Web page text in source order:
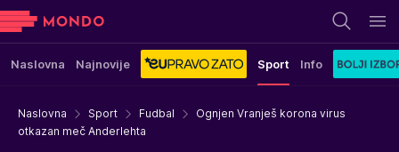
Naslovna Najnovije Sport Info
Naslovna Sport Fudbal
Ognjen Vranješ korona virus
otkazan meč Anderlehta